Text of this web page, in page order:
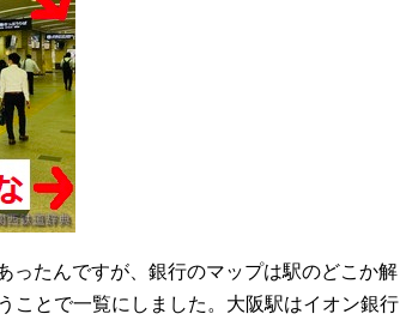
たんですが、銀行のマップは駅のどこか解
ことで一覧にしました。大阪駅はイオン銀行